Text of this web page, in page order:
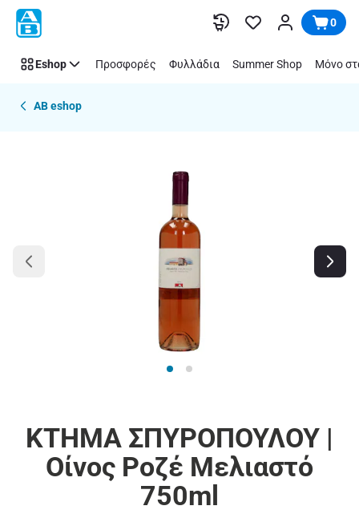
Παράλειψη 0
Eshop Προσφορές Φυλλάδια Summer Shop Μόνο
AB eshop
ΚΤΗΜΑ ΣΠΥΡΟΠΟΥΛΟΥ |
Οίνος Ροζέ Μελιαστό
750ml